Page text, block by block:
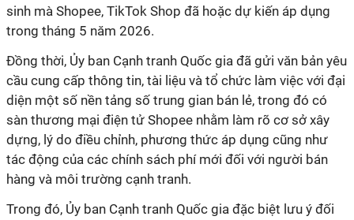
sinh mà Shopee, TikTok Shop đã hoặc dự kiến áp dụng
trong tháng 5 năm 2026.
Đồng thời, Ủy ban Cạnh tranh Quốc gia đã gửi văn bản yêu
cầu cung cấp thông tin, tài liệu và tổ chức làm việc với đại
diện một số nền tảng số trung gian bán lẻ, trong đó có
sàn thương mại điện tử Shopee nhằm làm rõ cơ sở xây
dựng, lý do điều chỉnh, phương thức áp dụng cũng như
tác động của các chính sách phí mới đối với người bán
hàng và môi trường cạnh tranh.
Trong đó, Ủy ban Cạnh tranh Quốc gia đặc biệt lưu ý đối